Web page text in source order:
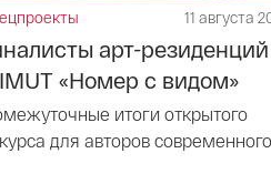
11 августа
арт-резиденций
«Номер с видом»
итоги открытого
для авторов современного